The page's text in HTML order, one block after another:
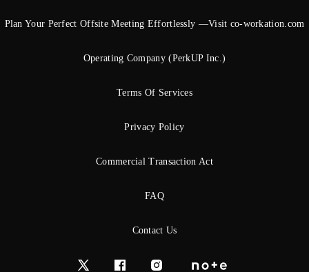
Plan Your Perfect Offsite Meeting Effortlessly —Visit co-workation.com
Operating Company (PerkUP Inc.)
Terms Of Services
Privacy Policy
Commercial Transaction Act
FAQ
Contact Us